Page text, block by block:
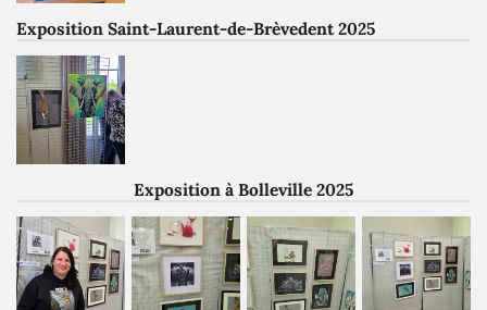
Exposition Saint-Laurent-de-Brèvedent 2025
Exposition à Bolleville 2025